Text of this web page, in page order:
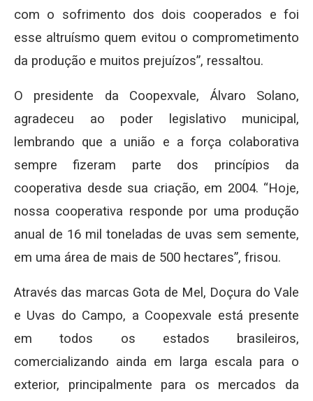
com o sofrimento dos dois cooperados e foi
esse altruísmo quem evitou o comprometimento
da produção e muitos prejuízos”, ressaltou.
O presidente da Coopexvale, Álvaro Solano,
agradeceu ao poder legislativo municipal,
lembrando que a união e a força colaborativa
sempre fizeram parte dos princípios da
cooperativa desde sua criação, em 2004. “Hoje,
nossa cooperativa responde por uma produção
anual de 16 mil toneladas de uvas sem semente,
em uma área de mais de 500 hectares”, frisou.
Através das marcas Gota de Mel, Doçura do Vale
e Uvas do Campo, a Coopexvale está presente
em todos os estados brasileiros,
comercializando ainda em larga escala para o
exterior, principalmente para os mercados da